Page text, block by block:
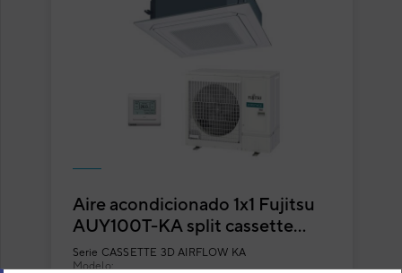
Aire acondicionado 1x1 Fujitsu
AUY100T-KA split cassette
Inverter con flujo circular
Serie CASSETTE 3D AIRFLOW KA
Modelo: